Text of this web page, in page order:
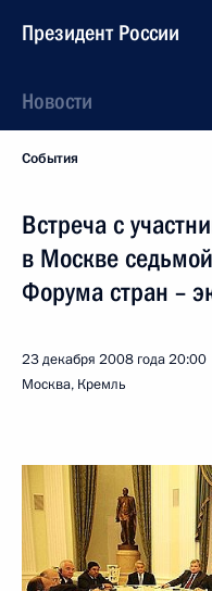
Президент России
Новости
События
Встреча с
в Москве
Форума стран –
23 декабря 2008 года20:00
Москва, Кремль